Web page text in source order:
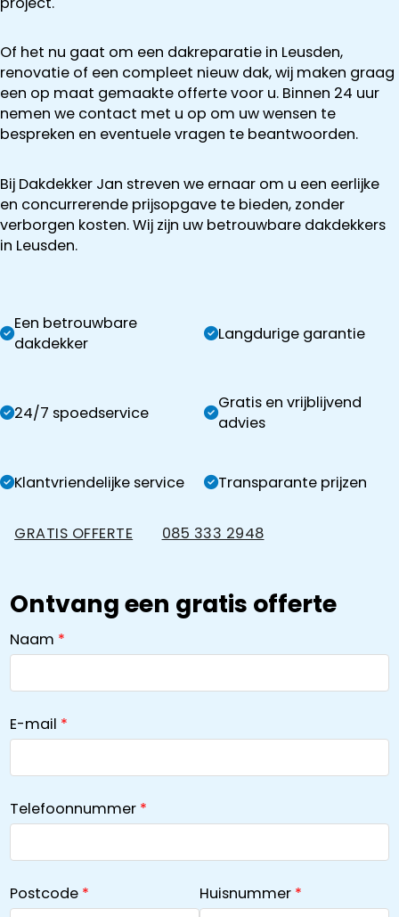
Of het nu gaat om een dakreparatie in Leusden,
renovatie of een compleet nieuw dak, wij maken graag
een op maat gemaakte offerte voor u. Binnen 24 uur
nemen we contact met u op om uw wensen te
bespreken en eventuele vragen te beantwoorden.
Bij Dakdekker Jan streven we ernaar om u een eerlijke
en concurrerende prijsopgave te bieden, zonder
verborgen kosten. Wij zijn uw betrouwbare dakdekkers
in Leusden.
Een betrouwbare
dakdekker
Langdurige garantie
24/7 spoedservice
Gratis en vrijblijvend
advies
Klantvriendelijke service Transparante prijzen
GRATIS OFFERTE 085 333 2948
Ontvang een gratis offerte
Naam
E-mail
Telefoonnummer
Postcode Huisnummer